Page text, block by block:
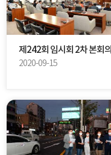
제242회 임시회 2차 본회의
2020-09-15